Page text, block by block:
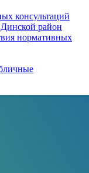
консультаций
район
нормативных